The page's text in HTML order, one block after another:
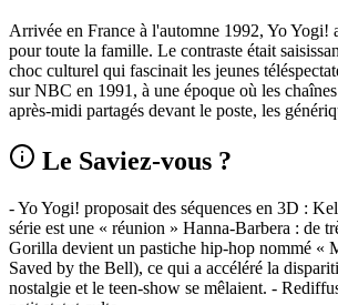
Arrivée en France à l'automne 1992, Yo Yogi!
pour toute la famille. Le contraste était
choc culturel qui fascinait les jeunes
sur NBC en 1991, à une époque où les
après‑midi partagés devant le poste, les
Le Saviez-vous ?
- Yo Yogi! proposait des séquences en 3D :
série est une « réunion » Hanna‑Barbera : de
Gorilla devient un pastiche hip‑hop nommé «
Saved by the Bell), ce qui a accéléré la
nostalgie et le teen‑show se mêlaient. -